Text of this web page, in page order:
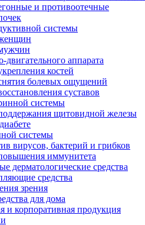
и противоотечные
системы
двигательного аппарата
костей
болевых ощущений
суставов
системы
щитовидной железы
системы
вирусов, бактерий и грибков
иммунитета
дерматологические средства
средства
зрения
для дома
и корпоративная продукция